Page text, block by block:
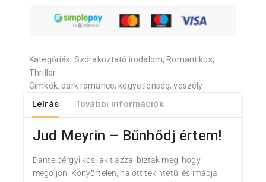
Kategóriák: Szórakoztató irodalom, Romantikus,
Thriller
Címkék: dark romance, kegyetlenség,veszély
Leírás További információk
Jud Meyrin – Bűnhődj értem!
Dante bérgyilkos, akit azzal bíztak meg, hogy
megöljön. Könyörtelen, halott tekintetű, és imádja